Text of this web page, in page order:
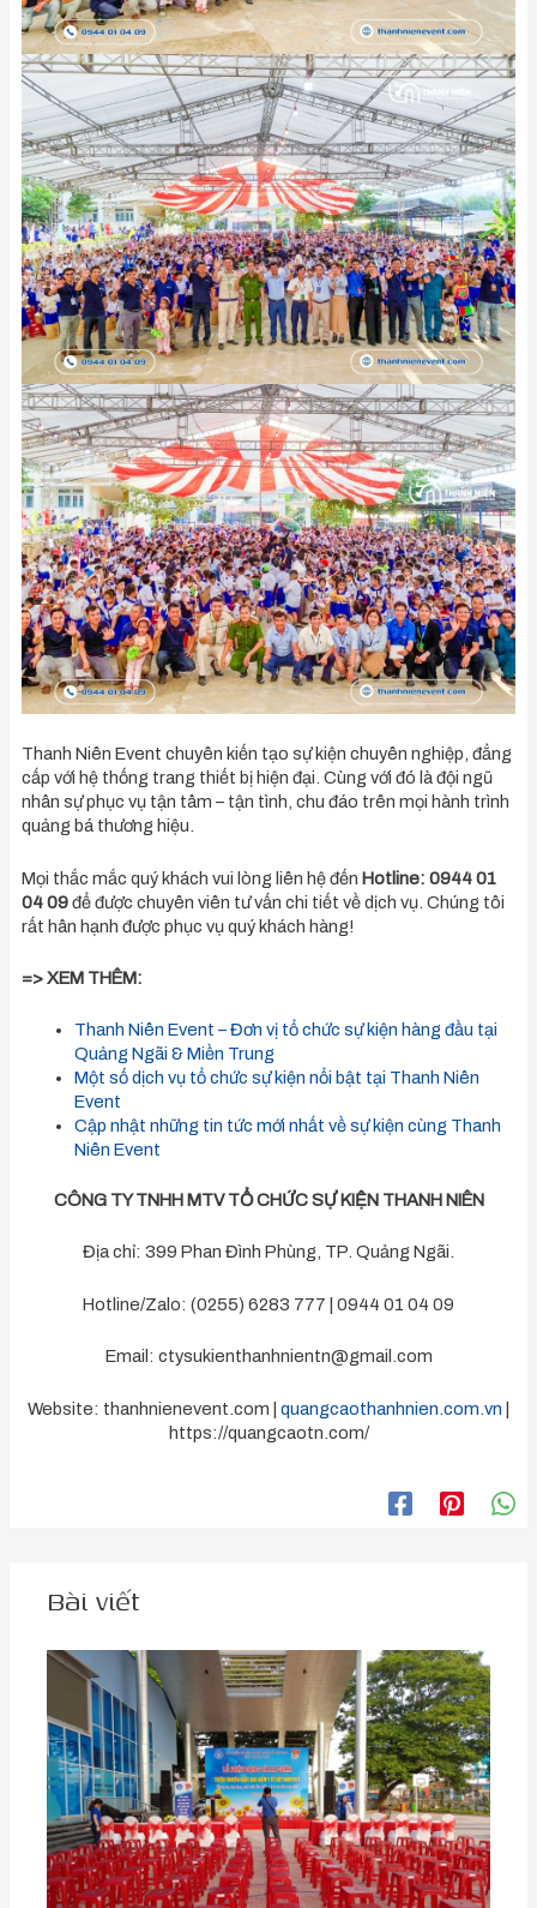
Thanh Niên Event chuyên kiến tạo sự kiện chuyên nghiệp, đẳng
cấp với hệ thống trang thiết bị hiện đại. Cùng với đó là đội ngũ
nhân sự phục vụ tận tâm – tận tình, chu đáo trên mọi hành trình
quảng bá thương hiệu.
Mọi thắc mắc quý khách vui lòng liên hệ đến Hotline: 0944 01
04 09để được chuyên viên tư vấn chi tiết về dịch vụ. Chúng tôi
rất hân hạnh được phục vụ quý khách hàng!
=>XEM THÊM:
Thanh Niên Event – Đơn vị tổ chức sự kiện hàng đầu tại
Quảng Ngãi & Miền Trung
Một số dịch vụ tổ chức sự kiện nổi bật tại Thanh Niên
Event
Cập nhật những tin tức mới nhất về sự kiện cùng Thanh
Niên Event
CÔNG TY TNHH MTV TỔ CHỨC SỰ KIỆN THANH NIÊN
Địa chỉ: 399 Phan Đình Phùng, TP. Quảng Ngãi.
Hotline/Zalo: (0255) 6283 777 | 0944 01 04 09
Email: ctysukienthanhnientn@gmail.com
Website: thanhnienevent.com | quangcaothanhnien.com.vn |
https://quangcaotn.com/
Bài viết